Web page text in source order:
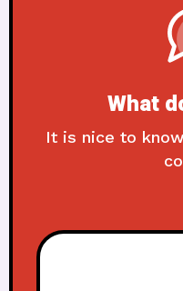
What
It is nice to